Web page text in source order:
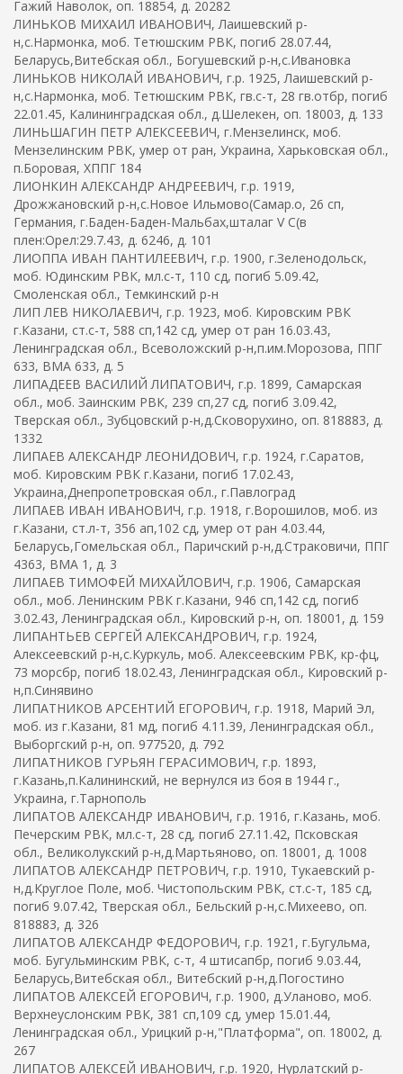
Гажий Наволок, оп. 18854, д. 20282
ЛИНЬКОВ МИХАИЛ ИВАНОВИЧ, Лаишевский р-
н,с.Нармонка, моб. Тетюшским РВК, погиб 28.07.44,
Беларусь,Витебская обл., Богушевский р-н,с.Ивановка
ЛИНЬКОВ НИКОЛАЙ ИВАНОВИЧ, г.р. 1925, Лаишевский р-
н,с.Нармонка, моб. Тетюшским РВК, гв.с-т, 28 гв.отбр, погиб
22.01.45, Калининградская обл., д.Шелекен, оп. 18003, д. 133
ЛИНЬШАГИН ПЕТР АЛЕКСЕЕВИЧ, г.Мензелинск, моб.
Мензелинским РВК, умер от ран, Украина, Харьковская обл.,
п.Боровая, ХППГ 184
ЛИОНКИН АЛЕКСАНДР АНДРЕЕВИЧ, г.р. 1919,
Дрожжановский р-н,с.Новое Ильмово(Самар.о, 26 сп,
Германия, г.Баден-Баден-Мальбах,шталаг V C(в
плен:Орел:29.7.43, д. 6246, д. 101
ЛИОППА ИВАН ПАНТИЛЕЕВИЧ, г.р. 1900, г.Зеленодольск,
моб. Юдинским РВК, мл.с-т, 110 сд, погиб 5.09.42,
Смоленская обл., Темкинский р-н
ЛИП ЛЕВ НИКОЛАЕВИЧ, г.р. 1923, моб. Кировским РВК
г.Казани, ст.с-т, 588 сп,142 сд, умер от ран 16.03.43,
Ленинградская обл., Всеволожский р-н,п.им.Морозова, ППГ
633, ВМА 633, д. 5
ЛИПАДЕЕВ ВАСИЛИЙ ЛИПАТОВИЧ, г.р. 1899, Самарская
обл., моб. Заинским РВК, 239 сп,27 сд, погиб 3.09.42,
Тверская обл., Зубцовский р-н,д.Сковорухино, оп. 818883, д.
1332
ЛИПАЕВ АЛЕКСАНДР ЛЕОНИДОВИЧ, г.р. 1924, г.Саратов,
моб. Кировским РВК г.Казани, погиб 17.02.43,
Украина,Днепропетровская обл., г.Павлоград
ЛИПАЕВ ИВАН ИВАНОВИЧ, г.р. 1918, г.Ворошилов, моб. из
г.Казани, ст.л-т, 356 ап,102 сд, умер от ран 4.03.44,
Беларусь,Гомельская обл., Паричский р-н,д.Страковичи, ППГ
4363, ВМА 1, д. 3
ЛИПАЕВ ТИМОФЕЙ МИХАЙЛОВИЧ, г.р. 1906, Самарская
обл., моб. Ленинским РВК г.Казани, 946 сп,142 сд, погиб
3.02.43, Ленинградская обл., Кировский р-н, оп. 18001, д. 159
ЛИПАНТЬЕВ СЕРГЕЙ АЛЕКСАНДРОВИЧ, г.р. 1924,
Алексеевский р-н,с.Куркуль, моб. Алексеевским РВК, кр-фц,
73 морсбр, погиб 18.02.43, Ленинградская обл., Кировский р-
н,п.Синявино
ЛИПАТНИКОВ АРСЕНТИЙ ЕГОРОВИЧ, г.р. 1918, Марий Эл,
моб. из г.Казани, 81 мд, погиб 4.11.39, Ленинградская обл.,
Выборгский р-н, оп. 977520, д. 792
ЛИПАТНИКОВ ГУРЬЯН ГЕРАСИМОВИЧ, г.р. 1893,
г.Казань,п.Калининский, не вернулся из боя в 1944 г.,
Украина, г.Тарнополь
ЛИПАТОВ АЛЕКСАНДР ИВАНОВИЧ, г.р. 1916, г.Казань, моб.
Печерским РВК, мл.с-т, 28 сд, погиб 27.11.42, Псковская
обл., Великолукский р-н,д.Мартьяново, оп. 18001, д. 1008
ЛИПАТОВ АЛЕКСАНДР ПЕТРОВИЧ, г.р. 1910, Тукаевский р-
н,д.Круглое Поле, моб. Чистопольским РВК, ст.с-т, 185 сд,
погиб 9.07.42, Тверская обл., Бельский р-н,с.Михеево, оп.
818883, д. 326
ЛИПАТОВ АЛЕКСАНДР ФЕДОРОВИЧ, г.р. 1921, г.Бугульма,
моб. Бугульминским РВК, с-т, 4 штисапбр, погиб 9.03.44,
Беларусь,Витебская обл., Витебский р-н,д.Погостино
ЛИПАТОВ АЛЕКСЕЙ ЕГОРОВИЧ, г.р. 1900, д.Уланово, моб.
Верхнеуслонским РВК, 381 сп,109 сд, умер 15.01.44,
Ленинградская обл., Урицкий р-н,"Платформа", оп. 18002, д.
267
ЛИПАТОВ АЛЕКСЕЙ ИВАНОВИЧ, г.р. 1920, Нурлатский р-